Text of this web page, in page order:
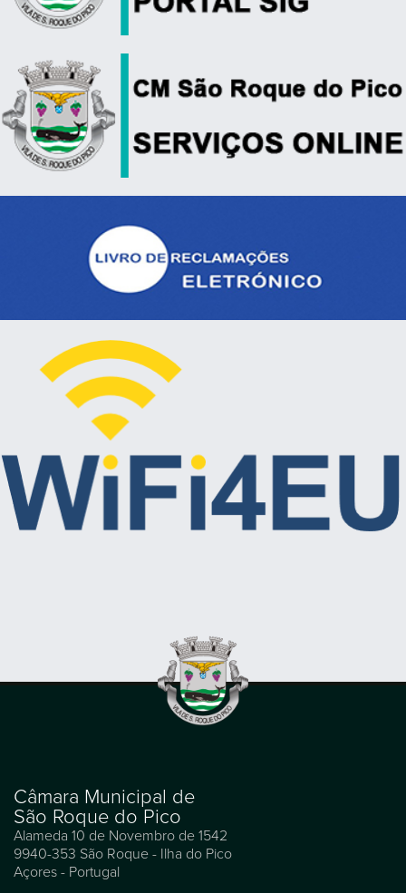
Câmara Municipal de
São Roque do Pico
Alameda 10 de Novembro de 1542
9940-353 São Roque - Ilha do Pico
Açores - Portugal